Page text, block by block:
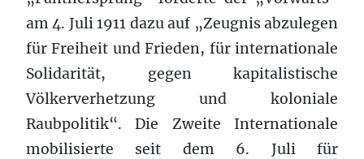
am 4. Juli 1911 dazu auf „Zeugnis abzulegen
für Freiheit und Frieden, für internationale
Solidarität, gegen kapitalistische
Völkerverhetzung und koloniale
Raubpolitik“. Die Zweite Internationale
mobilisierte seit dem 6. Juli für